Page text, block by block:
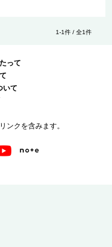
1-1件 / 全1件
って
いて
ンクを含みます。